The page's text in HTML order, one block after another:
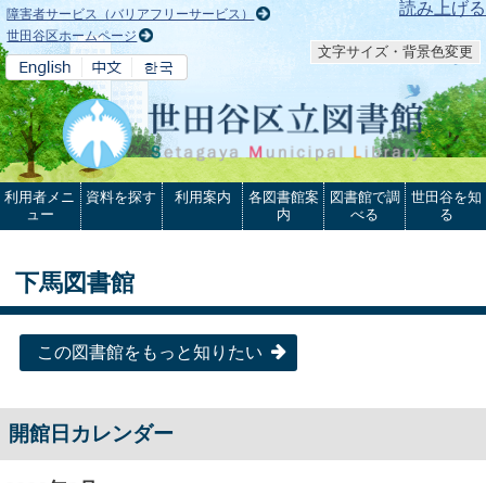
本文へ 読み上げる
障害者サービス（バリアフリーサービス）
世田谷区ホームページ
文字サイズ・背景色変更
利用者メニ
ュー
資料を探す 利用案内
各図書館案
内
図書館で調
べる
世田谷を知
る
下馬図書館
この図書館をもっと知りたい
開館日カレンダー